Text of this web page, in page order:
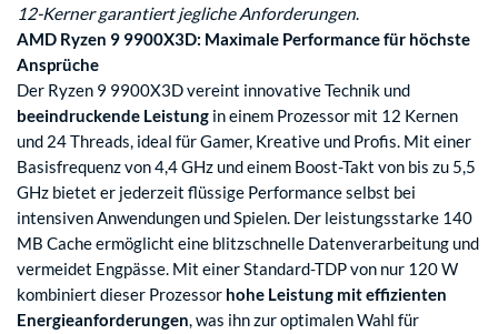
12-Kerner garantiert jegliche Anforderungen.
AMD Ryzen 9 9900X3D: Maximale Performance für höchste
Ansprüche
Der Ryzen 9 9900X3D vereint innovative Technik und
beeindruckende Leistung in einem Prozessor mit 12 Kernen
und 24 Threads, ideal für Gamer, Kreative und Profis. Mit einer
Basisfrequenz von 4,4 GHz und einem Boost-Takt von bis zu 5,5
GHz bietet er jederzeit flüssige Performance selbst bei
intensiven Anwendungen und Spielen. Der leistungsstarke 140
MB Cache ermöglicht eine blitzschnelle Datenverarbeitung und
vermeidet Engpässe. Mit einer Standard-TDP von nur 120 W
kombiniert dieser Prozessor hohe Leistung mit effizienten
Energieanforderungen, was ihn zur optimalen Wahl für